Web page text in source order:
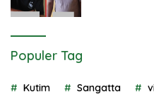
Populer Tag
Kutim Sangatta